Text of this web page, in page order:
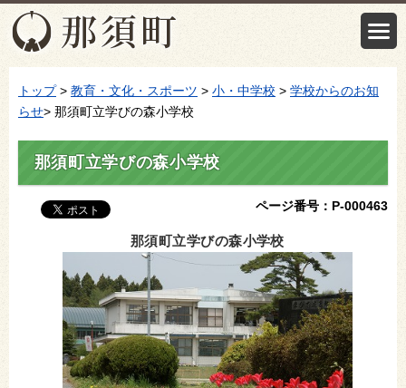
トップ> 教育・文化・スポーツ > 小・中学校 > 学校からのお知
らせ> 那須町立学びの森小学校
那須町立学びの森小学校
ページ番号：P-000463
那須町立学びの森小学校